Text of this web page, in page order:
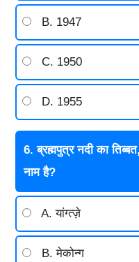
B. 1947
C. 1950
D. 1955
6. ब्रह्मपुत्र नदी का
नाम है?
A. यांग्त्ज़े
B. मेकोन्ग